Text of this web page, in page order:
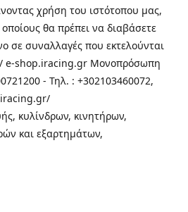
χρήση του ιστότοπου μας,
θα πρέπει να διαβάσετε
σε συναλλαγές που εκτελούνται
/ e-shop.iracing.gr Μονοπρόσωπη
- Τηλ. : +302103460072,
κυλίνδρων, κινητήρων,
και εξαρτημάτων,